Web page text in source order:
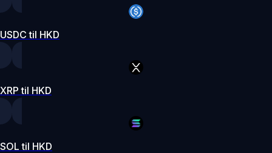
USDC til HKD
XRP til HKD
SOL til HKD